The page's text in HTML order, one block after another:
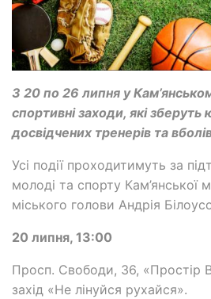
З 20 по 26 липня у
спортивні заходи, які зберуть
досвідчених тренерів та
Усі події проходитимуть за
молоді та спорту Кам’янської
міського голови Андрія
20 липня, 13:00
Просп. Свободи, 36, «Простір
захід «Не лінуйся рухайся».